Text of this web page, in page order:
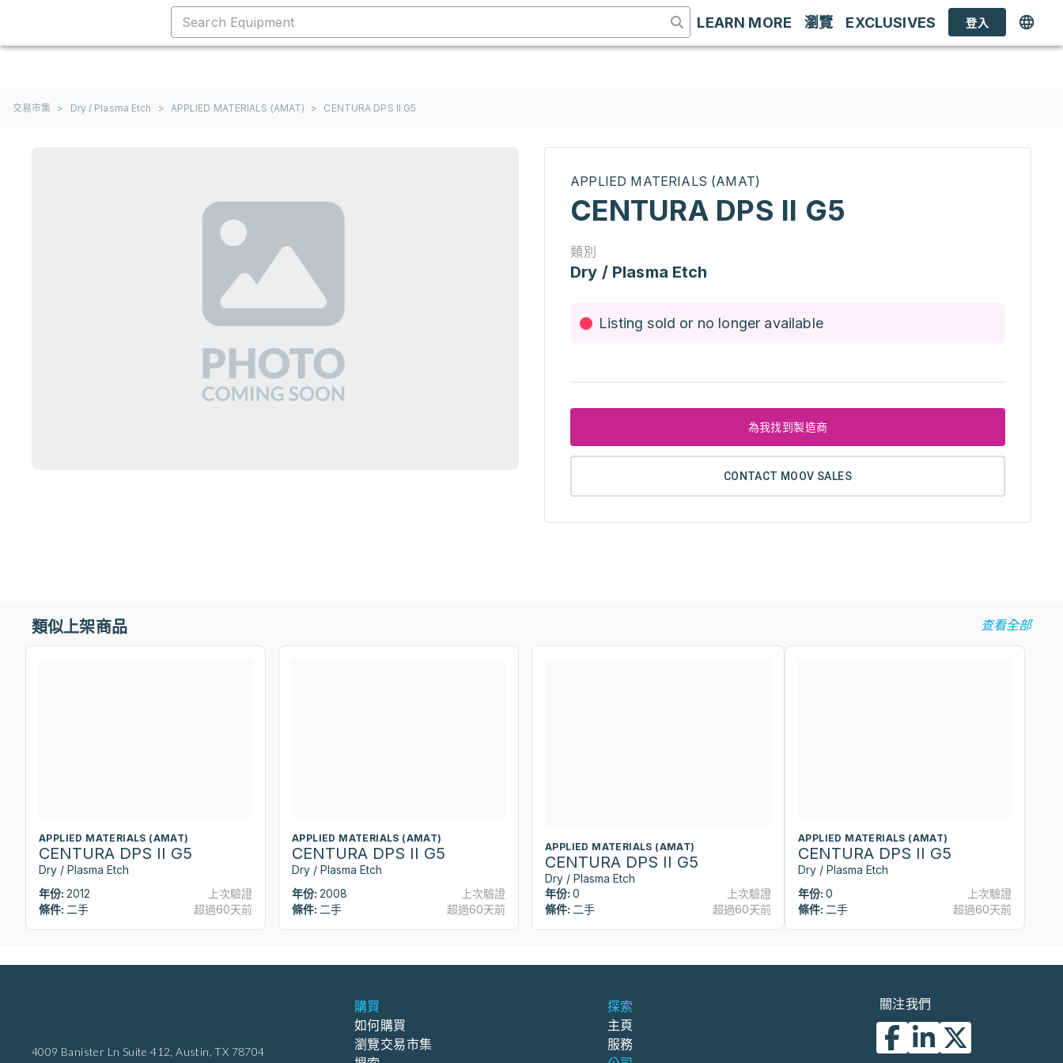
LEARN MORE 瀏覽 EXCLUSIVES 登入
交易市集 > Dry / Plasma Etch > APPLIED MATERIALS (AMAT) > CENTURA DPS II G5
APPLIED MATERIALS (AMAT)
CENTURA DPS II G5
類別
Dry / Plasma Etch
Listing sold or no longer available
為我找到製造商
CONTACT MOOV SALES
類似上架商品 查看全部
APPLIED MATERIALS (AMAT)
CENTURA DPS II G5
Dry / Plasma Etch
年份: 2012
條件: 二手
上次驗證
超過60天前
APPLIED MATERIALS (AMAT)
CENTURA DPS II G5
Dry / Plasma Etch
年份: 2008
條件: 二手
上次驗證
超過60天前
APPLIED MATERIALS (AMAT)
CENTURA DPS II G5
Dry / Plasma Etch
年份: 0
條件: 二手
上次驗證
超過60天前
APPLIED MATERIALS (AMAT)
CENTURA DPS II G5
Dry / Plasma Etch
年份: 0
條件: 二手
上次驗證
超過60天前
4009 Banister Ln Suite 412, Austin, TX 78704
購買
如何購買
瀏覽交易市集
探索
主頁
服務
關注我們